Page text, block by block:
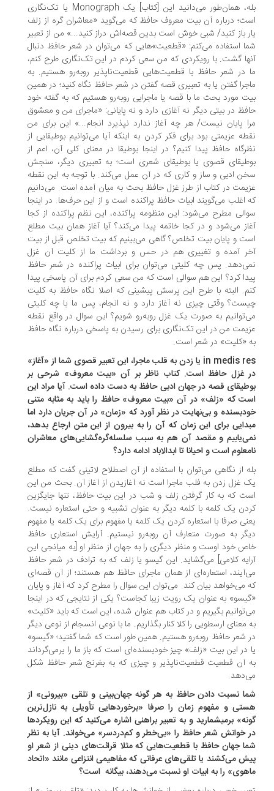
بله، همان‌طور می‌دانید این [کتاب] یک Monograph یا تک‌نگاری
درباره آن بیت معروف حافظ که می‌گوید «معاشران گره از زلف
باز کنید/ شبی خوش است بدین قصه‌اش دراز کنید...» من از تعبیر
استفاده می‌کنم: «قطعیت‌»هایی که می‌توان در شعر حافظ دنبال
گشت. با رویکردی که من سعی کردم در این تک‌نگاری طرح کنم،
در شعر حافظ با قطعیت‌هایی قطعیت‌ناپذیر روبه‌رو هستیم. به
گفتن یا به تعبیری قصه گفتن در شعر حافظ نگاه کنید؛ در همین
مورد بحث ما با قصه‌ یا ماجرایی روبه‌رو هستیم که به گفته خود
در بیتی دیگر نه آغازی دارد و نه پایانی: «ماجرای من و معشوق
پایان نیست/ هر ‌چه آغاز ندارد نپذیرد انجام...» این برای من
عزیمتی بود برای فکر کردن به اینکه آیا می‌توانیم بوطیقایی از
حافظ پیدا کنیم؟ در اینجا بوطیقا در معنای کلی آن، اعم از
قصوی یا بوطیقای شعری است؛ به تعبیری دیگر، سنجش
ادبی و ساز و کاری که در آن عمل می‌کند. با توجه به این نقطه
در کتاب از طرز غزل حافظ بحث به میان آمده است. می‌دانیم
اغلب می‌گویند ابیات حافظ پراکنده است و از این حرف‌ها. در اینجا
مطرح می‌شود: این منظومه پراکنده، این نظم پراکنده از کجا
می‌شود و در کجا خاتمه پیدا می‌کند؟ آیا آغاز همان بیت مطلع
و پایان بیت تخلص؟ گاهی می‌بینیم که بیت تخلص قبل از بیت
آمده و تغییری هم در حس و برداشت ما از کلیت آن غزل
پس چه کلیتی می‌توان برای ابیات پراکنده در شعر حافظ
کرد؟ این هم سوالی است که من سعی کردم برای آن پاسخی پیدا
البته با طرح این پرسش پیشینی که اصلا نگاه حافظ به کلیت
وقتی چیزی نه آغاز دارد و نه انجام، پس ما با چه کلیتی
به صورت یک غزل روبه‌رو شویم؟ این سوال در واقع نقطه
من در این تک‌نگاری برای رسیدن به پاسخی درباره نگاه حافظ
«کلیت» در شعر است.
in medis res یا زدن به قلب ماجرا، این تعبیر قصوی شما از «آغاز»
غزل حافظ است. کتاب ناظر بر آن «بیت معروف» شرحی بر
قصه در جهان ادبی حافظ به دست داده است. آیا مراد این
که «زلف» در آن «بیت معروف» حافظ را باید به مثابه متنی
و بی‌نهایت در نظر آورد که «زمان» در آن جریان دارد اما
برای این زمان که آن را به بیرون از این متن ارجاع بدهد،
و مقصد آن هم به سبب سلسله‌گره‌گشایی‌های معاشران
است و احیانا تا ابدالاباد ادامه دارد؟
از نگاهی می‌توان با استفاده از آن اصطلاح لاتینی گفت که مطلع
غزل زدن به فلب ماجرا است نه آغازیدن از آغاز آن. بحث من این
که به کار گرفتن زلف و شب در این بیت حافظ، تنها جایگزین
یک کلمه با کلمه دیگر به عنوان تشبیه و حتی استعاره نیست.
صرفا با استعاره کردن یک کلمه یا مفهوم برای یک کلمه یا مفهوم
به صورت متعارف آن روبه‌رو نیستیم. آرایش استعاری حافظ
خود اوست و منظر دیگری را به جهان از منظر او [به میانجی این
کلامی] می‌گشاید. این گیسو یا زلف که به ترادف در شعر حافظ
استعاره‌ای از همان ماجرای حافظ هم هستند؛ از آن قصه‌ای
می‌خواهد بیان کند. می‌توان این سوال را مطرح کرد که آغاز و پایان
به عنوان یک رویت زیبا کجاست؟ یکی از نتایجی که در اینجا
بگیریم و در کتاب هم عنوان شده، این است که باید «کلیت»
معنای ارسطویی را کلا کنار بگذاریم. ما با نوعی انسجام از نوعی دیگر
شعر حافظ روبه‌رو هستیم. همین‌ طور است که شما گفتید؛ «گیسو»
در این بیت «زلف» چیز خودبسنده‌ای است که باز ما را برمی‌گرداند
آن قطعیت قطعیت‌ناپذیر و چیزی که به بغرنج شعر حافظ شکل
نسبت دادن حافظ به هر گونه جهان‌بینی و تلقی «بیرونی» از
و مفهوم زمان را صرفا «برخوردهایی تأویلی به نازل‌ترین
گونه» برمی‎شمارید و به تعبیر براهنی اشاره می‌کنید که این رویکردها
خوانش شعر حافظ را «بی‌خطر و کم‌دردسر» می‌خواند. آیا به نظر
شما جهان‌ حافظ با قطعیت‌‎هایی که مثلا قرائت‌های دینی از شعر او
می‌کشند یا تلقی‌های عرفانی که مفاهیمی انتزاعی مانند «اتحاد
را به ابیات او نسبت می‌دهند، بیگانه ‌ است؟